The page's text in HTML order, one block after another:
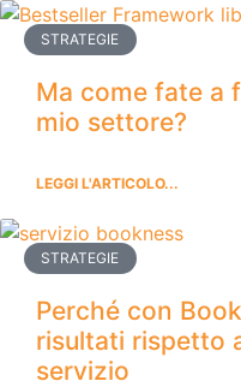
STRATEGIE
Ma come fate a
mio settore?
LEGGI L'ARTICOLO...
STRATEGIE
Perché con
risultati rispetto
servizio